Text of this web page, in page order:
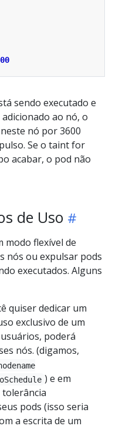
sendo executado e
ao nó, o
nó por 3600
Se o taint for
acabar, o pod não
de Uso
modo flexível de
nós ou expulsar pods
executados. Alguns
quiser dedicar um
exclusivo de um
poderá
nós. (digamos,
) e em
pods (isso seria
a escrita de um